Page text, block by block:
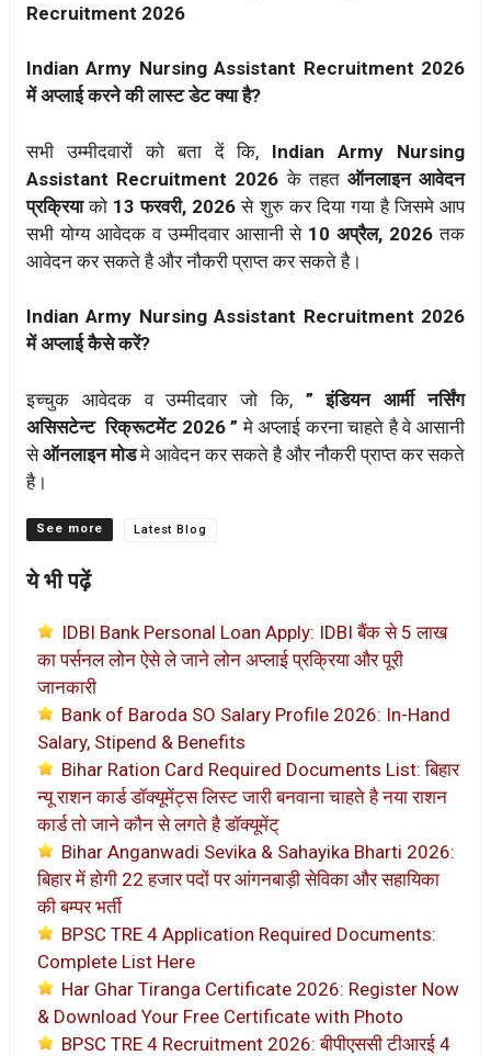
Recruitment 2026
Indian Army Nursing Assistant Recruitment 2026
में अप्लाई करने की लास्ट डेट क्या है?
सभी उम्मीदवारों को बता दें कि, Indian Army Nursing
Assistant Recruitment 2026के तहत ऑनलाइन आवेदन
प्रक्रियाको 13 फरवरी, 2026से शुरु कर दिया गया है जिसमे आप
सभी योग्य आवेदक व उम्मीदवार आसानी से 10 अप्रैल, 2026तक
आवेदन कर सकते है और नौकरी प्राप्त कर सकते है।
Indian Army Nursing Assistant Recruitment 2026
में अप्लाई कैसे करें?
इच्चुक आवेदक व उम्मीदवार जो कि, ” इंडियन आर्मी नर्सिंग
असिसटेन्ट रिक्रूटमेंट 2026 ”मे अप्लाई करना चाहते है वे आसानी
सेऑनलाइन मोडमे आवेदन कर सकते है और नौकरी प्राप्त कर सकते
है।
Categories Latest Blog
ये भी पढ़ें
IDBI Bank Personal Loan Apply: IDBI बैंक से 5 लाख
का पर्सनल लोन ऐसे ले जाने लोन अप्लाई प्रक्रिया और पूरी
जानकारी
Bank of Baroda SO Salary Profile 2026: In-Hand
Salary, Stipend & Benefits
Bihar Ration Card Required Documents List: बिहार
न्यू राशन कार्ड डॉक्यूमेंट्स लिस्ट जारी बनवाना चाहते है नया राशन
कार्ड तो जाने कौन से लगते है डॉक्यूमेंट्
Bihar Anganwadi Sevika & Sahayika Bharti 2026:
बिहार में होगी 22 हजार पदों पर आंगनबाड़ी सेविका और सहायिका
की बम्पर भर्ती
BPSC TRE 4 Application Required Documents:
Complete List Here
Har Ghar Tiranga Certificate 2026: Register Now
& Download Your Free Certificate with Photo
BPSC TRE 4 Recruitment 2026: बीपीएससी टीआरई 4